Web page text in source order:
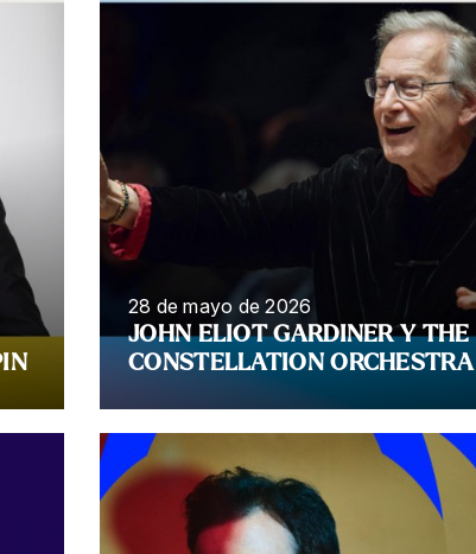
28 de mayo de 2026
JOHN ELIOT GARDINER Y THE
CONSTELLATION ORCHESTRA